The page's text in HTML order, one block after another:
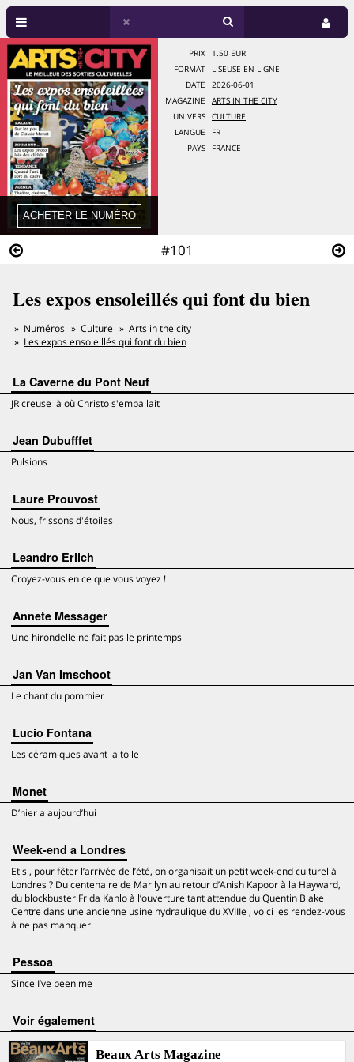
#101
PRIX
1.50 EUR
FORMAT
LISEUSE EN LIGNE
DATE
2026-06-01
MAGAZINE
ARTS IN THE CITY
UNIVERS
CULTURE
LANGUE
FR
PAYS
FRANCE
Les expos ensoleillés qui font du bien
Numéros Culture
Arts in the city
Les expos ensoleillés qui font du bien
La Caverne du Pont Neuf
JR creuse là où Christo s'emballait
Jean Dubuﬀfet
Pulsions
Laure Prouvost
Nous, frissons d'étoiles
Leandro Erlich
Croyez-vous en ce que vous voyez !
Annete Messager
Une hirondelle ne fait pas le printemps
Jan Van Imschoot
Le chant du pommier
Lucio Fontana
Les céramiques avant la toile
Monet
D’hier a aujourd’hui
Week-end a Londres
Et si, pour fêter l’arrivée de l’été, on organisait un petit week-end culturel à
Londres ? Du centenaire de Marilyn au retour d’Anish Kapoor à la Hayward,
du blockbuster Frida Kahlo à l’ouverture tant attendue du Quentin Blake
Centre dans une ancienne usine hydraulique du XVIIIe , voici les rendez-vous
à ne pas manquer.
Pessoa
Since I’ve been me
voir également
Beaux Arts Magazine